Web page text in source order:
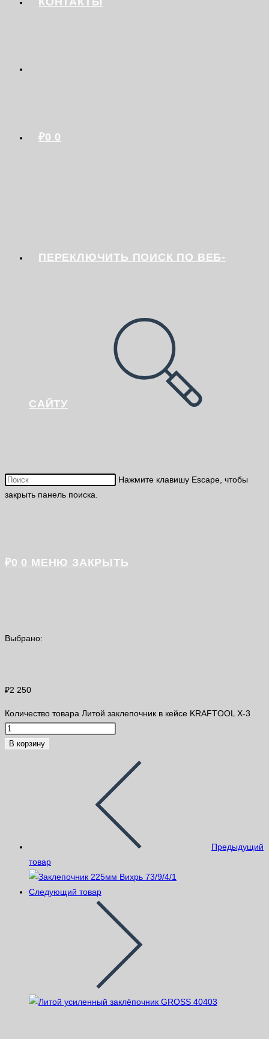
₽0 0
ПЕРЕКЛЮЧИТЬ ПОИСК ПО ВЕБ-
САЙТУ
Нажмите клавишу Escape, чтобы
закрыть панель поиска.
₽0 0 МЕНЮ ЗАКРЫТЬ
Выбрано:
₽2 250
Количество товара Литой заклепочник в кейсе KRAFTOOL X-3
В корзину
Предыдущий
товар
Следующий товар